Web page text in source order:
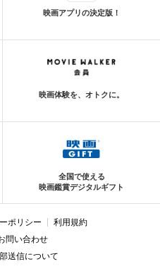
映画アプリの決定版！
映画体験を、オトクに。
全国で使える
映画鑑賞デジタルギフト
ポリシー
利用規約
問い合わせ
送信について